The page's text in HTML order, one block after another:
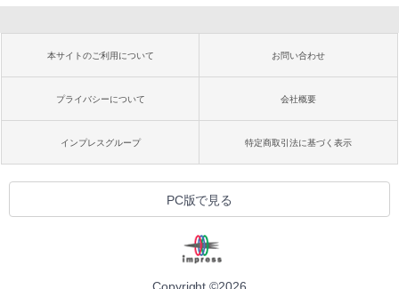
本サイトのご利用について お問い合わせ
プライバシーについて 会社概要
インプレスグループ 特定商取引法に基づく表示
PC版で見る
Copyright ©2026